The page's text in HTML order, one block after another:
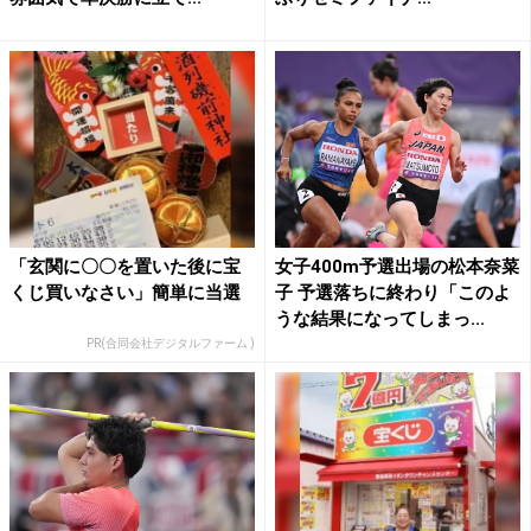
「玄関に〇〇を置いた後に宝
くじ買いなさい」簡単に当選
PR(合同会社デジタルファーム )
女子400m予選出場の松本奈菜
子 予選落ちに終わり「このよ
うな結果になってしまっ...